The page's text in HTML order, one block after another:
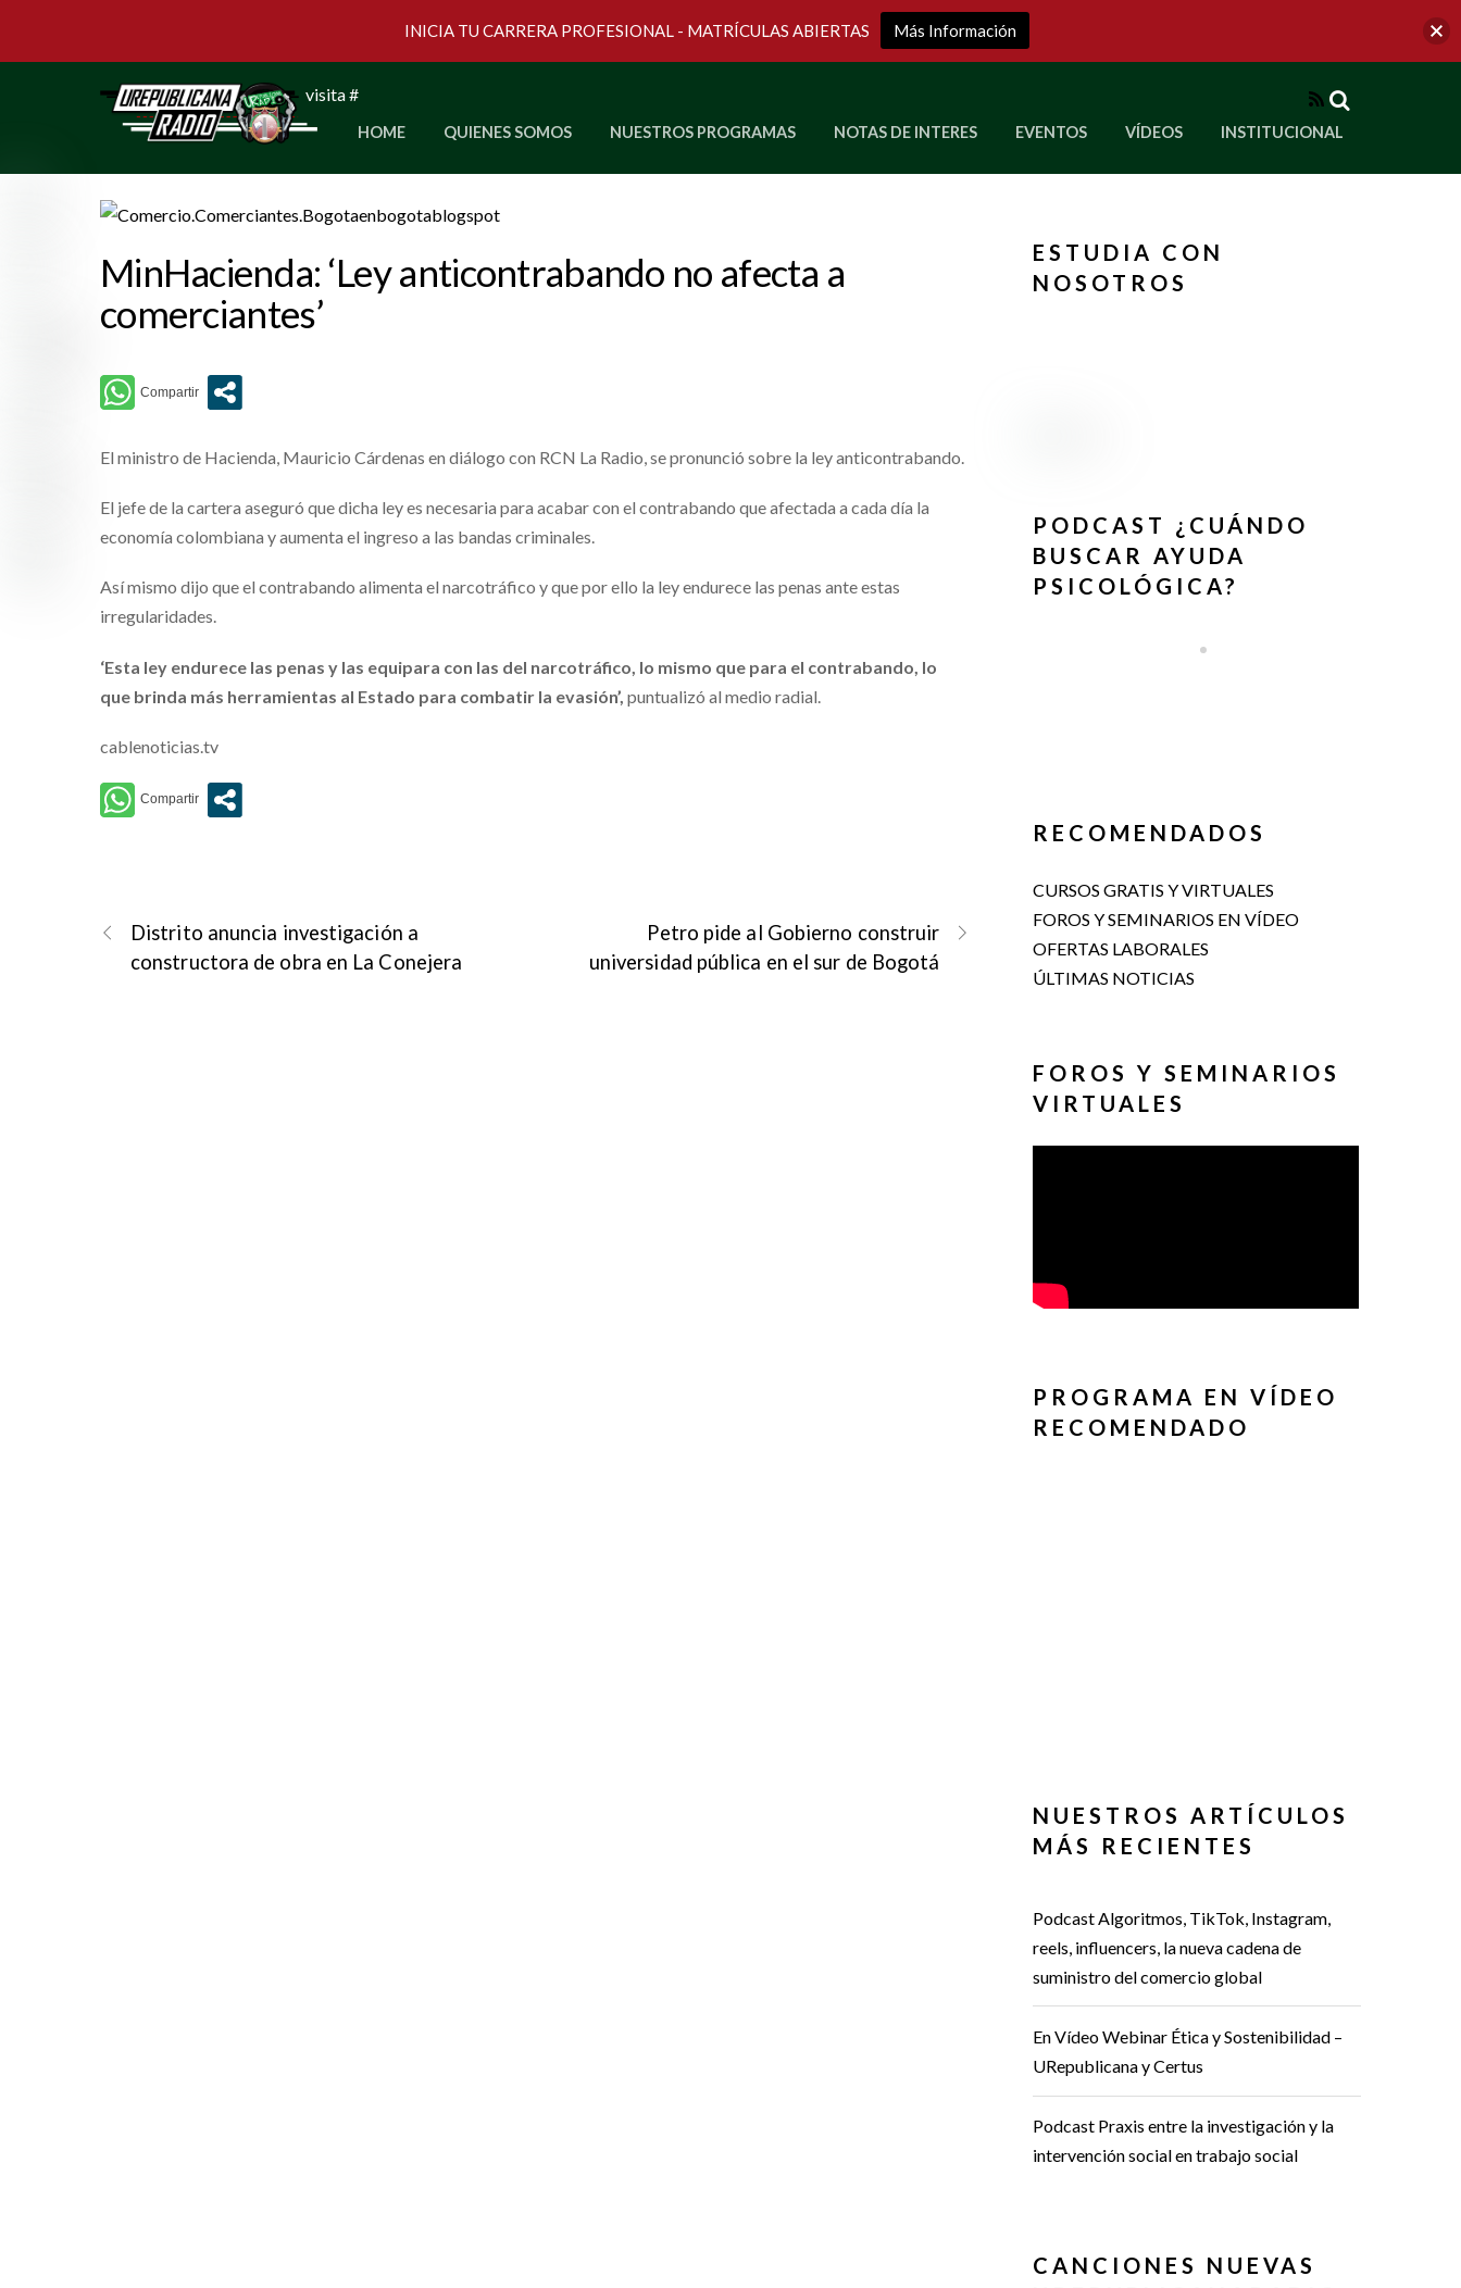
visita # RSS
HOME QUIENES SOMOS NUESTROS PROGRAMAS NOTAS DE INTERES EVENTOS VÍDEOS INSTITUCIONAL
MinHacienda: ‘Ley anticontrabando no afecta a
comerciantes’
El ministro de Hacienda, Mauricio Cárdenas en diálogo con RCN La Radio, se pronunció sobre la ley anticontrabando.
El jefe de la cartera aseguró que dicha ley es necesaria para acabar con el contrabando que afectada a cada día la
economía colombiana y aumenta el ingreso a las bandas criminales.
Así mismo dijo que el contrabando alimenta el narcotráfico y que por ello la ley endurece las penas ante estas
irregularidades.
‘Esta ley endurece las penas y las equipara con las del narcotráfico, lo mismo que para el contrabando, lo
que brinda más herramientas al Estado para combatir la evasión’, puntualizó al medio radial.
cablenoticias.tv
Distrito anuncia investigación a
constructora de obra en La Conejera
Petro pide al Gobierno construir
universidad pública en el sur de Bogotá
ESTUDIA CON
NOSOTROS
PODCAST ¿CUÁNDO
BUSCAR AYUDA
PSICOLÓGICA?
RECOMENDADOS
CURSOS GRATIS Y VIRTUALES
FOROS Y SEMINARIOS EN VÍDEO
OFERTAS LABORALES
ÚLTIMAS NOTICIAS
FOROS Y SEMINARIOS
VIRTUALES
PROGRAMA EN VÍDEO
RECOMENDADO
NUESTROS ARTÍCULOS
MÁS RECIENTES
Podcast Algoritmos, TikTok, Instagram,
reels, influencers, la nueva cadena de
suministro del comercio global
En Vídeo Webinar Ética y Sostenibilidad –
URepublicana y Certus
Podcast Praxis entre la investigación y la
intervención social en trabajo social
CANCIONES NUEVAS
INICIA TU CARRERA PROFESIONAL - MATRÍCULAS ABIERTAS Más Información